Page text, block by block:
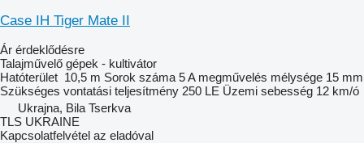
Case IH Tiger Mate II
Ár érdeklődésre
Talajművelő gépek - kultivátor
Hatóterület 10,5 m Sorok száma 5A megművelés mélysége 15 mm
Szükséges vontatási teljesítmény 250 LE Üzemi sebesség 12 km/ó
Ukrajna, Bila Tserkva
TLS UKRAINE
Kapcsolatfelvétel az eladóval